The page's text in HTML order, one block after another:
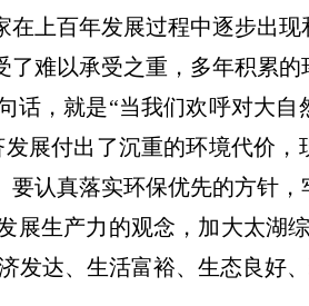
上百年发展过程中逐步出
难以承受之重，多年积累
，就是“当我们欢呼对大自
展付出了沉重的环境代价，
认真落实环保优先的方针
生产力的观念，加大太湖
发达、生活富裕、生态良好、